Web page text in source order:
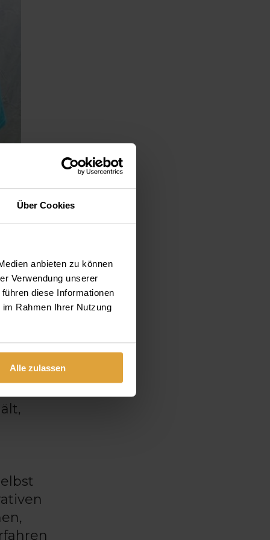
Über Cookies
anbieten zu können
Verwendung unserer
diese Informationen
Rahmen Ihrer Nutzung
Alle zulassen
und